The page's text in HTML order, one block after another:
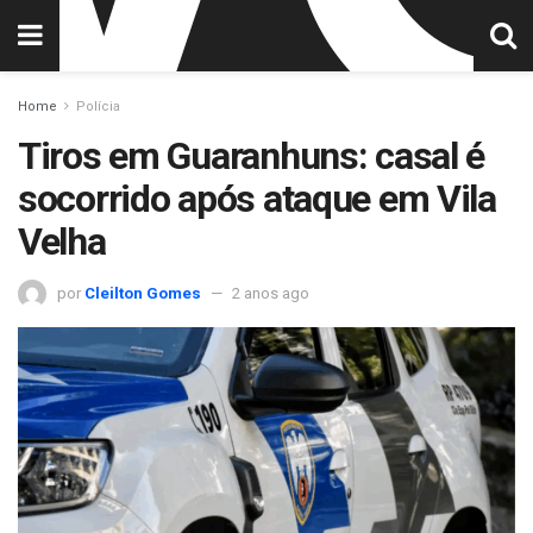
Home Polícia
Tiros em Guaranhuns: casal é
socorrido após ataque em Vila
Velha
por Cleilton Gomes 2 anos ago